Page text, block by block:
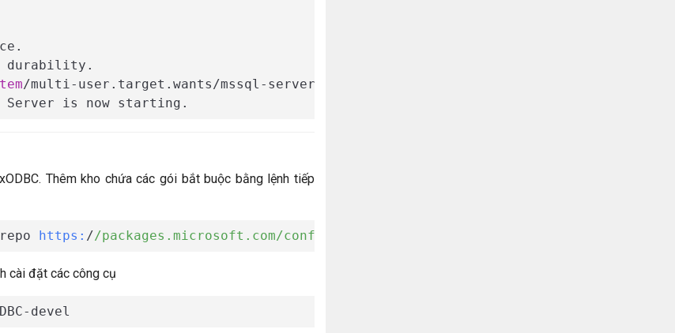
durability.
/multi-user.target.wants/mssql-server.service to /usr/lib/systemd/
Server is now starting.
Thêm kho chứa các gói bắt buộc bằng lệnh tiếp
https: //packages.microsoft.com/config
cài đặt các công cụ
devel